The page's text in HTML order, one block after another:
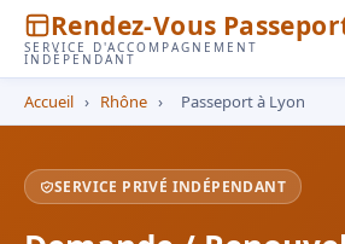
Rendez-Vous
SERVICE D'ACCOMPAGNEMENT
INDÉPENDANT
Accueil › Rhône › Passeport à Lyon
SERVICE PRIVÉ INDÉPENDANT